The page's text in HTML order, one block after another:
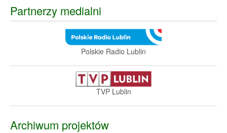
Partnerzy medialni
Polskie Radio Lublin
TVP Lublin
Archiwum projektów